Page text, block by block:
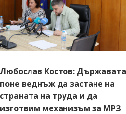
Любослав Костов: Държавата
поне веднъж да застане на
страната на труда и да
изготвим механизъм за МРЗ